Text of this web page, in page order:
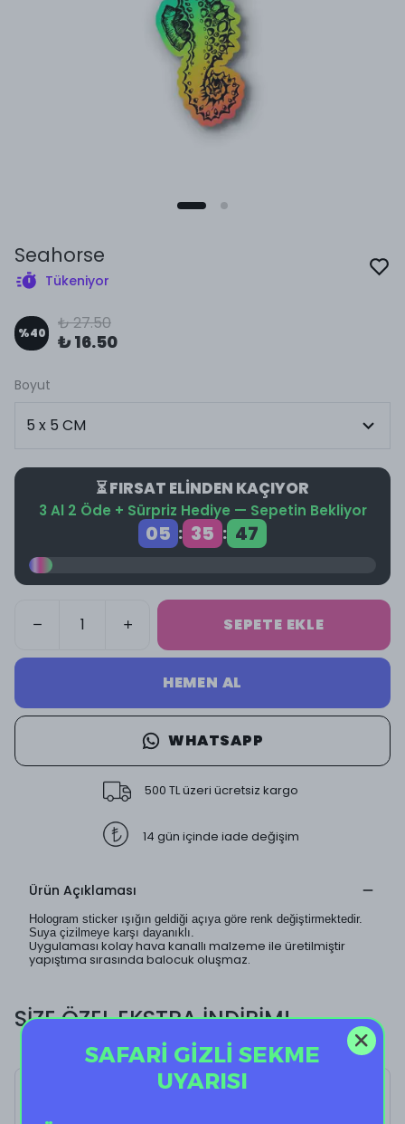
Seahorse
Tükeniyor
%40 ₺ 27.50
₺ 16.50
Boyut
⏳ FIRSAT ELİNDEN KAÇIYOR
3 Al 2 Öde + Sürpriz Hediye — Sepetin Bekliyor
05 : 35 : 47
SEPETE EKLE
HEMEN AL
WHATSAPP
500 TL üzeri ücretsiz kargo
14 gün içinde iade değişim
Ürün Açıklaması
Hologram sticker ışığın geldiği açıya göre renk değiştirmektedir.
Suya çizilmeye karşı dayanıklı.
Uygulaması kolay hava kanallı malzeme ile üretilmiştir
yapıştıma sırasında balocuk oluşmaz.
SİZE ÖZEL EKSTRA İNDİRİM!
SAFARİ GİZLİ SEKME
UYARISI